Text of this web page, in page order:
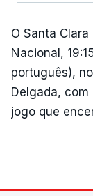
O Santa
Nacional,
português),
Delgada,
jogo que